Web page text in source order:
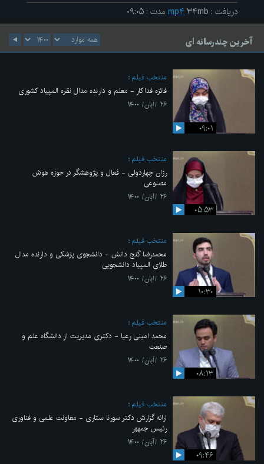
دریافت : mp۴۳۴mb مدت : ۰۹:۰۵
آخرین چندرسانه ای
۰۹:۰۱
منتخب فیلم
فائزه فداکار - معلم و دارنده مدال نقره المپیاد کشوری
۲۶ /آبان/ ۱۴۰۰
۰۵:۵۳
منتخب فیلم
رزان چهاردولی - فعال و پژوهشگر در حوزه هوش
مصنوعی
۲۶ /آبان/ ۱۴۰۰
۱۰:۳۰
منتخب فیلم
محمدرضا گنج دانش - دانشجوی پزشکی و دارنده مدال
طلای المپیاد دانشجویی
۲۶ /آبان/ ۱۴۰۰
۰۸:۱۳
منتخب فیلم
محمد امینی رعیا - دکتری مدیریت از دانشگاه علم و
صنعت
۲۶ /آبان/ ۱۴۰۰
۰۹:۴۶
منتخب فیلم
ارائه گزارش دکتر سورنا ستاری - معاونت علمی و فناوری
رئیس جمهور
۲۶ /آبان/ ۱۴۰۰